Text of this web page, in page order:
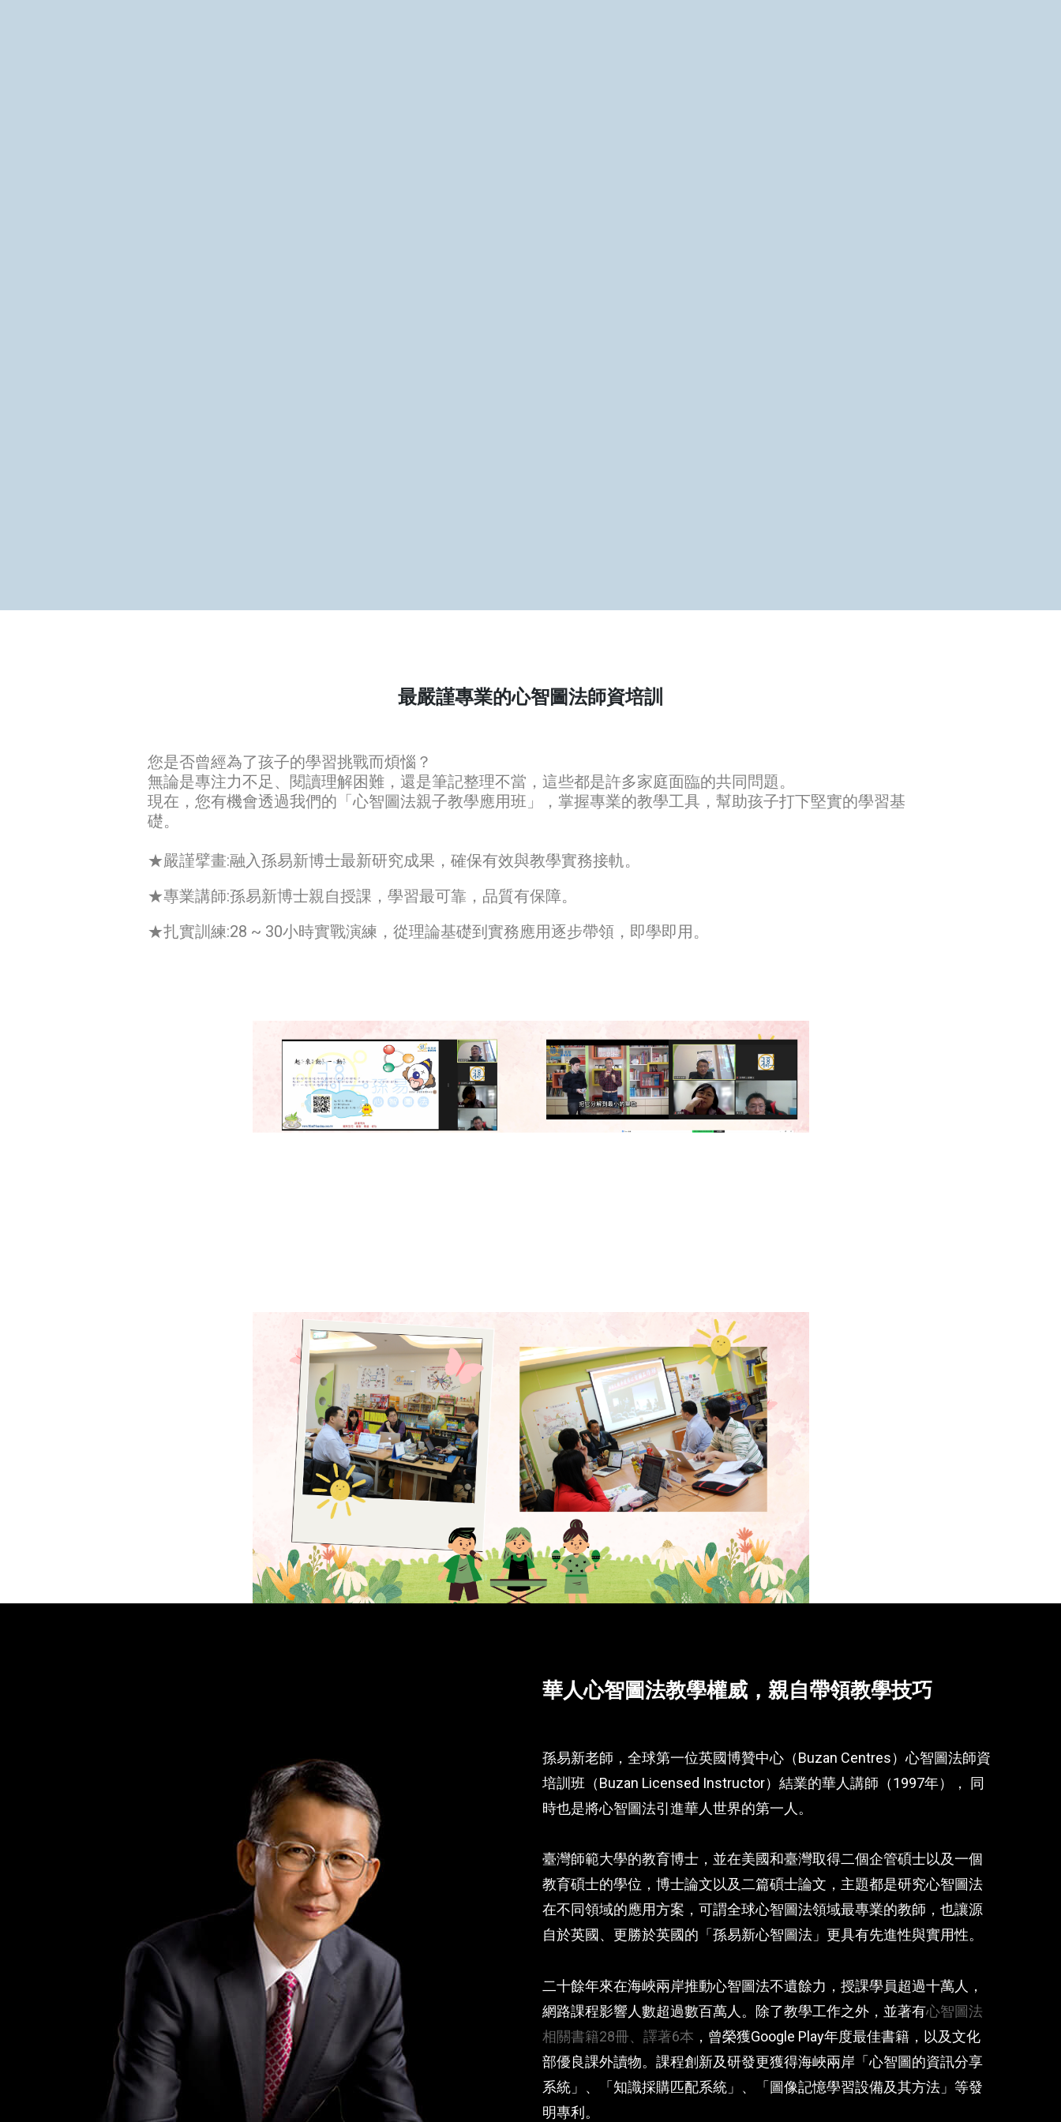
最嚴謹專業的心智圖法師資培訓
您是否曾經為了孩子的學習挑戰而煩惱？
無論是專注力不足、閱讀理解困難，還是筆記整理不當，這些都是許多家庭面臨的共同問題。
現在，您有機會透過我們的「心智圖法親子教學應用班」，掌握專業的教學工具，幫助孩子打下堅實的學習基
礎。
★嚴謹擘畫:融入孫易新博士最新研究成果，確保有效與教學實務接軌。
★專業講師:孫易新博士親自授課，學習最可靠，品質有保障。
★扎實訓練:28 ~ 30小時實戰演練，從理論基礎到實務應用逐步帶領，即學即用。
華人心智圖法教學權威，親自帶領教學技巧
孫易新老師，全球第一位英國博贊中心（Buzan Centres）心智圖法師資
培訓班（Buzan Licensed Instructor）結業的華人講師（1997年）， 同
時也是將心智圖法引進華人世界的第一人。
臺灣師範大學的教育博士，並在美國和臺灣取得二個企管碩士以及一個
教育碩士的學位，博士論文以及二篇碩士論文，主題都是研究心智圖法
在不同領域的應用方案，可謂全球心智圖法領域最專業的教師，也讓源
自於英國、更勝於英國的「孫易新心智圖法」更具有先進性與實用性。
二十餘年來在海峽兩岸推動心智圖法不遺餘力，授課學員超過十萬人，
網路課程影響人數超過數百萬人。除了教學工作之外，並著有心智圖法
相關書籍28冊、譯著6本 ，曾榮獲Google Play年度最佳書籍，以及文化
部優良課外讀物。課程創新及研發更獲得海峽兩岸「心智圖的資訊分享
系統」、「知識採購匹配系統」、「圖像記憶學習設備及其方法」等發
明專利。